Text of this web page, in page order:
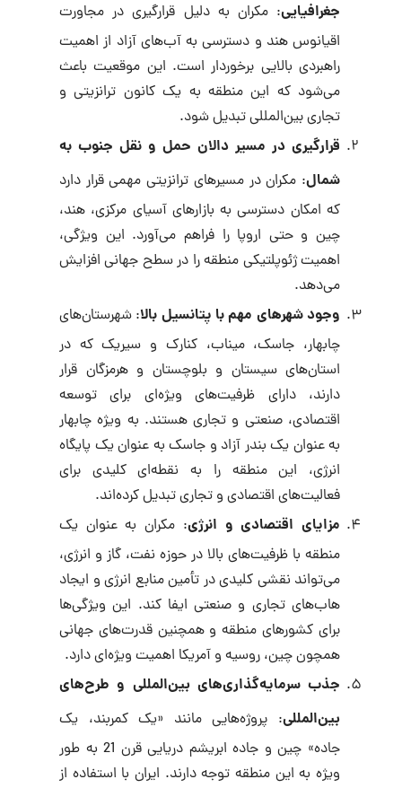
جغرافیایی: مکران به دلیل قرارگیری در مجاورت
اقیانوس هند و دسترسی به آب‌های آزاد از اهمیت
راهبردی بالایی برخوردار است. این موقعیت باعث
می‌شود که این منطقه به یک کانون ترانزیتی و
تجاری بین‌المللی تبدیل شود.
قرارگیری در مسیر دالان حمل و نقل جنوب به
شمال: مکران در مسیرهای ترانزیتی مهمی قرار دارد
که امکان دسترسی به بازارهای آسیای مرکزی، هند،
چین و حتی اروپا را فراهم می‌آورد. این ویژگی،
اهمیت ژئوپلتیکی منطقه را در سطح جهانی افزایش
می‌دهد.
وجود شهرهای مهم با پتانسیل بالا: شهرستان‌های
چابهار، جاسک، میناب، کنارک و سیریک که در
استان‌های سیستان و بلوچستان و هرمزگان قرار
دارند، دارای ظرفیت‌های ویژه‌ای برای توسعه
اقتصادی، صنعتی و تجاری هستند. به ویژه چابهار
به عنوان یک بندر آزاد و جاسک به عنوان یک پایگاه
انرژی، این منطقه را به نقطه‌ای کلیدی برای
فعالیت‌های اقتصادی و تجاری تبدیل کرده‌اند.
مزایای اقتصادی و انرژی: مکران به عنوان یک
منطقه با ظرفیت‌های بالا در حوزه نفت، گاز و انرژی،
می‌تواند نقشی کلیدی در تأمین منابع انرژی و ایجاد
هاب‌های تجاری و صنعتی ایفا کند. این ویژگی‌ها
برای کشورهای منطقه و همچنین قدرت‌های جهانی
همچون چین، روسیه و آمریکا اهمیت ویژه‌ای دارد.
جذب سرمایه‌گذاری‌های بین‌المللی و طرح‌های
بین‌المللی: پروژه‌هایی مانند «یک کمربند، یک
جاده» چین و جاده ابریشم دریایی قرن 21 به طور
ویژه به این منطقه توجه دارند. ایران با استفاده از